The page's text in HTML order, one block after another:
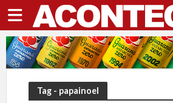
Tag - papainoel